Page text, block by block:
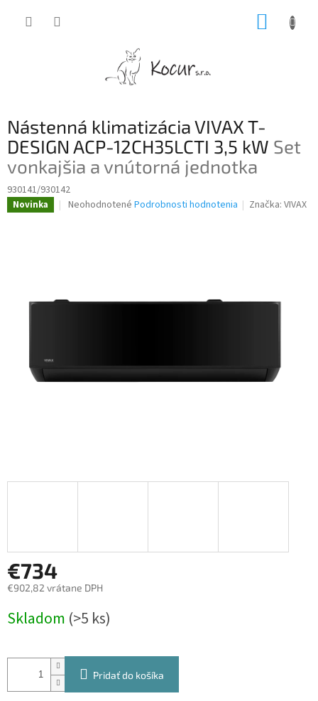
Nástenná klimatizácia VIVAX T-
DESIGN ACP-12CH35LCTI 3,5 kW Set
vonkajšia a vnútorná jednotka
930141/930142
Novinka
Priemerné
hviezdičiek.
Neohodnotené Podrobnosti hodnotenia Značka:VIVAX
€734
€902,82 vrátane DPH
cena:
Skladom (>5 ks)
Pridať do košíka